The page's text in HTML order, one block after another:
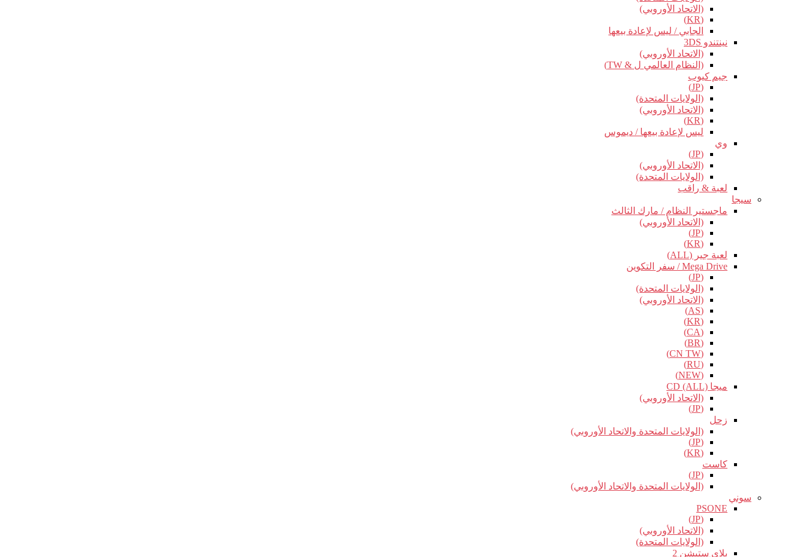
(الاتحاد الأوروبي)
(KR)
الجابي / ليس لإعادة بيعها
نينتندو 3DS
(الاتحاد الأوروبي)
(النظام العالمي ل & TW)
جيم كيوب
(JP)
(الولايات المتحدة)
(الاتحاد الأوروبي)
(KR)
ليس لإعادة بيعها / ديموس
وي
(JP)
(الاتحاد الأوروبي)
(الولايات المتحدة)
لعبة & راقب
سيجا
ماجستير النظام / مارك الثالث
(الاتحاد الأوروبي)
(JP)
(KR)
لعبة جير (ALL)
Mega Drive / سفر التكوين
(JP)
(الولايات المتحدة)
(الاتحاد الأوروبي)
(AS)
(KR)
(CA)
(BR)
(CN TW)
(RU)
(NEW)
ميجا CD (ALL)
(الاتحاد الأوروبي)
(JP)
زحل
(الولايات المتحدة والاتحاد الأوروبي)
(JP)
(KR)
كاست
(JP)
(الولايات المتحدة والاتحاد الأوروبي)
سوني
PSONE
(JP)
(الاتحاد الأوروبي)
(الولايات المتحدة)
بلاي ستيشن 2